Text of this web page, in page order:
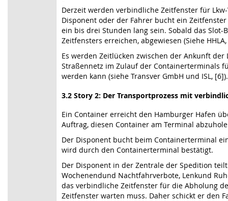
Derzeit werden verbindliche Zeitfenster für
Disponent oder der Fahrer bucht ein
ein bis drei Stunden lang sein. Sobald das
Zeitfensters erreichen, abgewiesen (Siehe
Es werden Zeitlücken zwischen der Ankunft
Straßennetz im Zulauf der Containerterminals
werden kann (siehe Transver GmbH und ISL, [6]).
3.2 Story 2: Der Transportprozess mit
Ein Container erreicht den Hamburger Hafen
Auftrag, diesen Container am Terminal
Der Disponent bucht beim Containerterminal
wird durch den Containerterminal bestätigt.
Der Disponent in der Zentrale der Spedition
Wochenendund Nachtfahrverbote, Lenkund
das verbindliche Zeitfenster für die Abholung
Zeitfenster warten muss. Daher schickt er den